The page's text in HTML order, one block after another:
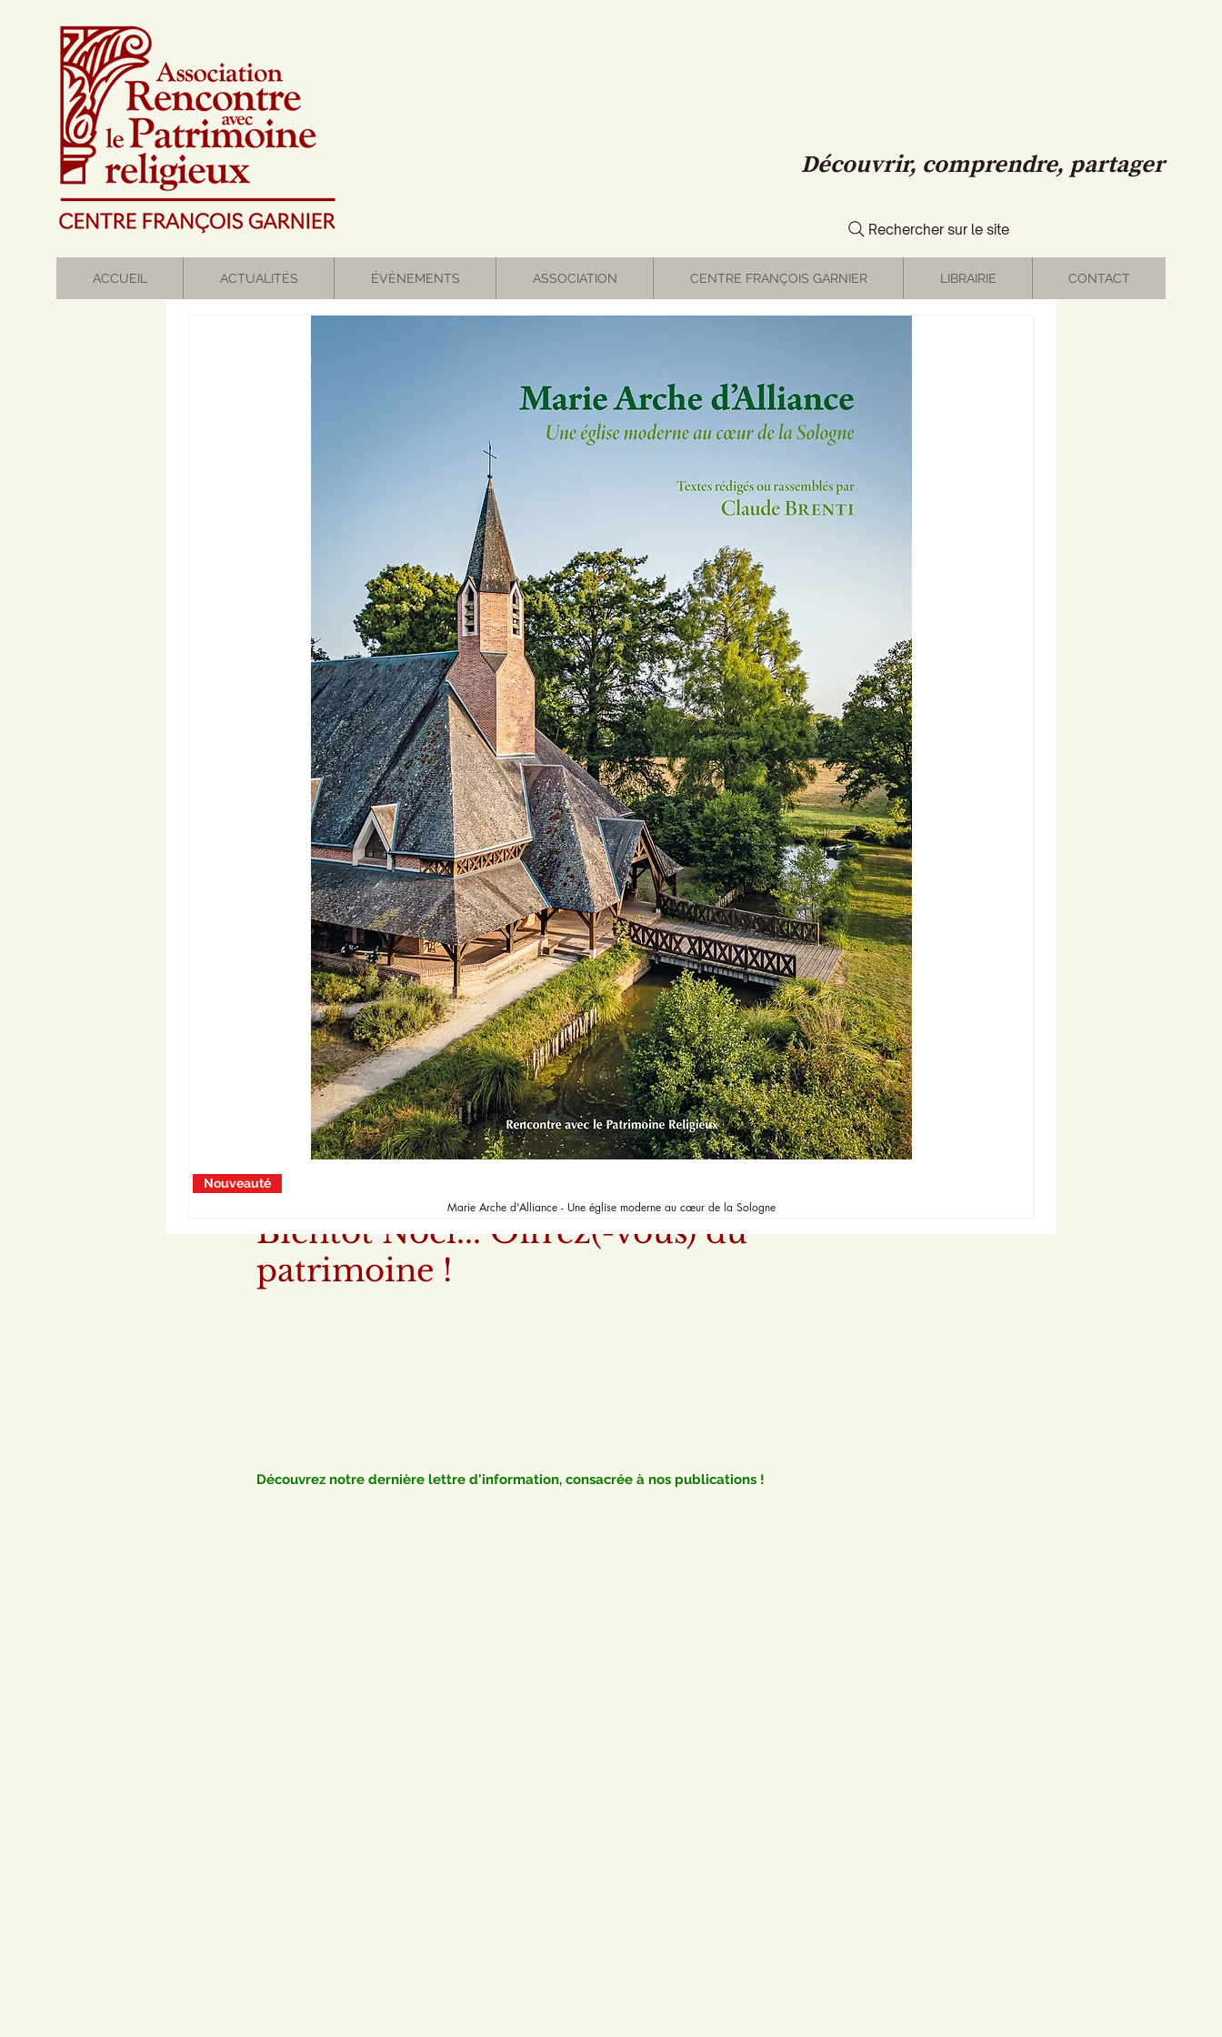
Découvrir, comprendre, partager
Rechercher sur le site
ACCUEIL ACTUALITÉS ÉVÈNEMENTS ASSOCIATION CENTRE FRANÇOIS GARNIER LIBRAIRIE CONTACT
Bientôt Noël... Offrez(-vous) du
patrimoine !
Découvrez notre dernière lettre d'information, consacrée à nos publications !
Nouveauté
Marie Arche d'Alliance - Une église moderne au cœur de la Sologne